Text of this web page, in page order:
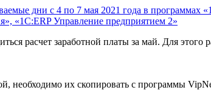
дни с 4 по 7 мая 2021 года в
«1С:ERP Управление предприятием 2»
расчет заработной платы за май. Для
необходимо их скопировать с программы